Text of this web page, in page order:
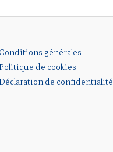
Conditions générales
de cookies
de confidentialité